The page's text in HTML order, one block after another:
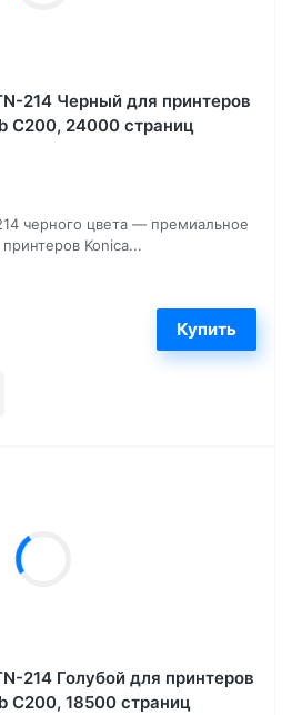
214 Черный для принтеров
C200, 24000 страниц
черного цвета — премиальное
Konica...
214 Голубой для принтеров
C200, 18500 страниц